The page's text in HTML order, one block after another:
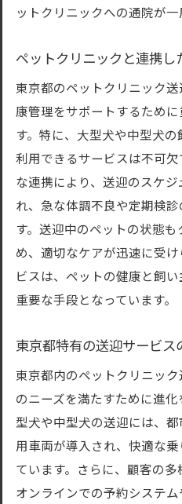
定期メンテナンス
専門知識を持つス
愛犬への細やかな
ストレス軽減のた
ペットホテルとの
スタッフの研修制
信頼の絆を築くス
ペット送迎サービスが
利用者の声から見
市場のニーズに応
都内での競争とサ
送迎サービスの誕
未来を見据えたサ
愛犬と安心移動東京都
ットクリニックへの通院が一
ペットクリニックと連携し
東京都のペットクリニック
康管理をサポートするため
す。特に、大型犬や中型犬
利用できるサービスは不可
な連携により、送迎のスケ
れ、急な体調不良や定期検
す。送迎中のペットの状態
め、適切なケアが迅速に受
ビスは、ペットの健康と飼
重要な手段となっています。
東京都特有の送迎サービス
東京都内のペットクリニッ
のニーズを満たすために進
型犬や中型犬の送迎には、
用車両が導入され、快適な
ています。さらに、顧客の多
オンラインでの予約システ